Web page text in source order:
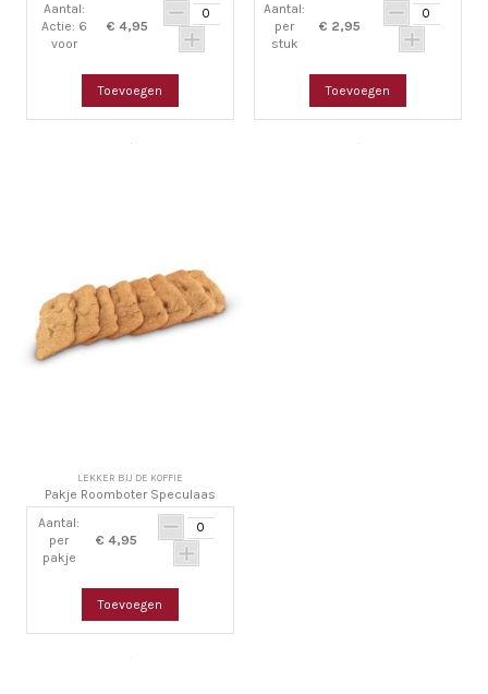
Aantal:
Actie: 6
voor
€ 4,95
Toevoegen
Aantal:
per
stuk
€ 2,95
Toevoegen
LEKKER BIJ DE KOFFIE
Pakje Roomboter Speculaas
Aantal:
per
pakje
€ 4,95
Toevoegen